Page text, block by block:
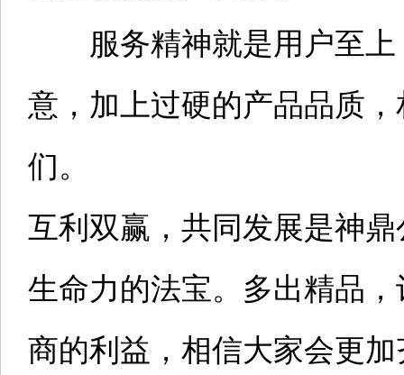
服务精神就是用户至上
意，加上过硬的产品品质
们。
互利双赢，共同发展是神
生命力的法宝。多出精品
商的利益，相信大家会更